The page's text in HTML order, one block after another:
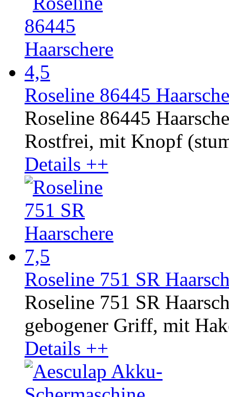
Roseline 86445
Roseline 86445
Rostfrei, mit Knopf
Details ++
Roseline 751 SR
Roseline 751 SR
gebogener Griff, mit
Details ++